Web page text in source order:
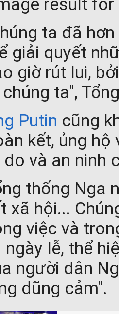
ta đã
giải quyết
giờ rút lui,
ta",
Putin cũng
kết, ủng hộ
và an ninh
thống Nga
xã hội...
việc và
ngày lễ, thể
người dân
dũng cảm".